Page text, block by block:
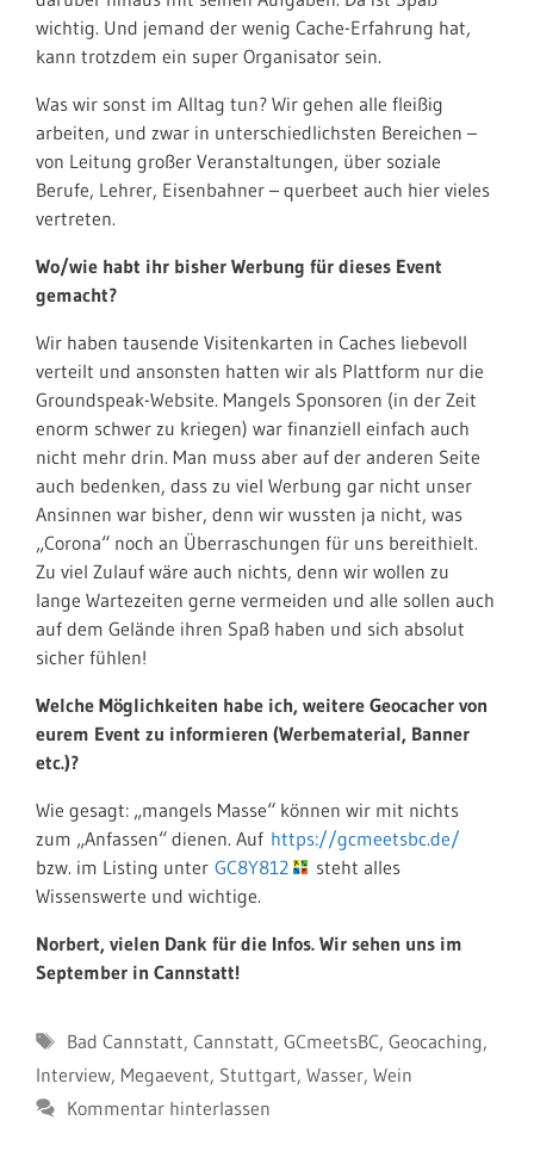
wichtig. Und jemand der wenig Cache-Erfahrung hat,
kann trotzdem ein super Organisator sein.
Was wir sonst im Alltag tun? Wir gehen alle fleißig
arbeiten, und zwar in unterschiedlichsten Bereichen –
von Leitung großer Veranstaltungen, über soziale
Berufe, Lehrer, Eisenbahner – querbeet auch hier vieles
vertreten.
Wo/wie habt ihr bisher Werbung für dieses Event
gemacht?
Wir haben tausende Visitenkarten in Caches liebevoll
verteilt und ansonsten hatten wir als Plattform nur die
Groundspeak-Website. Mangels Sponsoren (in der Zeit
enorm schwer zu kriegen) war finanziell einfach auch
nicht mehr drin. Man muss aber auf der anderen Seite
auch bedenken, dass zu viel Werbung gar nicht unser
Ansinnen war bisher, denn wir wussten ja nicht, was
„Corona“ noch an Überraschungen für uns bereithielt.
Zu viel Zulauf wäre auch nichts, denn wir wollen zu
lange Wartezeiten gerne vermeiden und alle sollen auch
auf dem Gelände ihren Spaß haben und sich absolut
sicher fühlen!
Welche Möglichkeiten habe ich, weitere Geocacher von
eurem Event zu informieren (Werbematerial, Banner
etc.)?
Wie gesagt: „mangels Masse“ können wir mit nichts
zum „Anfassen“ dienen. Auf https://gcmeetsbc.de/
bzw. im Listing unter GC8Y812
steht alles
Wissenswerte und wichtige.
Norbert, vielen Dank für die Infos. Wir sehen uns im
September in Cannstatt!
Schlagwörter
Bad Cannstatt, Cannstatt, GCmeetsBC, Geocaching,
Interview, Megaevent, Stuttgart, Wasser, Wein
Kommentar hinterlassen